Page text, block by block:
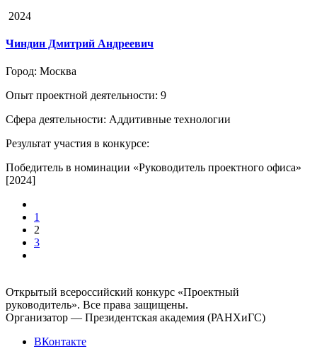
2024
Чиндин Дмитрий Андреевич
Город: Москва
Опыт проектной деятельности: 9
Сфера деятельности: Аддитивные технологии
Результат участия в конкурсе:
Победитель в номинации «Руководитель проектного офиса»
[2024]
1
2
3
Открытый всероссийский конкурс «Проектный
руководитель». Все права защищены.
Организатор — Президентская академия (РАНХиГС)
ВКонтакте